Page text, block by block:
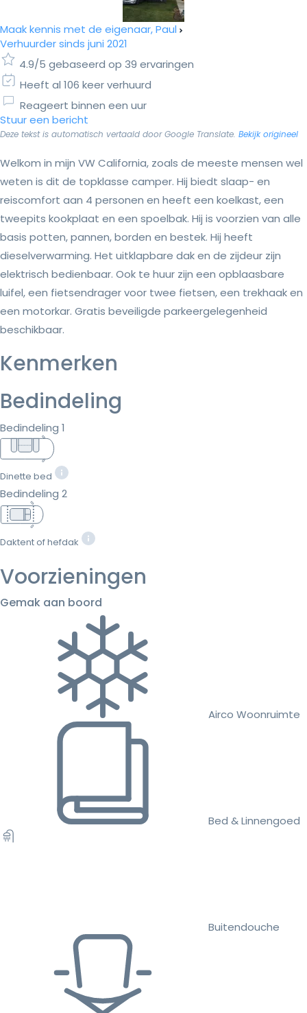
Maak kennis met de eigenaar, Paul
Verhuurder sinds juni 2021
4.9/5 gebaseerd op 39 ervaringen
Heeft al 106 keer verhuurd
Reageert binnen een uur
Stuur een bericht
Deze tekst is automatisch vertaald door Google Translate. Bekijk origineel
Welkom in mijn VW California, zoals de meeste mensen wel
weten is dit de topklasse camper. Hij biedt slaap- en
reiscomfort aan 4 personen en heeft een koelkast, een
tweepits kookplaat en een spoelbak. Hij is voorzien van alle
basis potten, pannen, borden en bestek. Hij heeft
dieselverwarming. Het uitklapbare dak en de zijdeur zijn
elektrisch bedienbaar. Ook te huur zijn een opblaasbare
luifel, een fietsendrager voor twee fietsen, een trekhaak en
een motorkar. Gratis beveiligde parkeergelegenheid
beschikbaar.
Kenmerken
Bedindeling
Bedindeling 1
Dinette bed
Bedindeling 2
Daktent of hefdak
Voorzieningen
Gemak aan boord
Airco Woonruimte
Bed & Linnengoed
Buitendouche